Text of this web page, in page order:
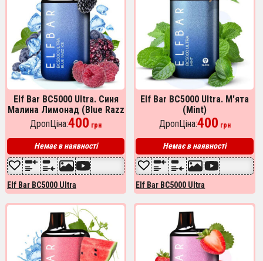
Elf Bar BC5000 Ultra. Синя
Малина Лимонад (Blue Razz
Ice)
ДропЦіна:400 грн
Немає в наявності
Elf Bar BC5000 Ultra
Elf Bar BC5000 Ultra. М'ята
(Mint)
ДропЦіна:400 грн
Немає в наявності
Elf Bar BC5000 Ultra